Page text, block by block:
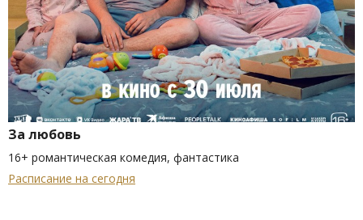
За любовь
16+ романтическая комедия, фантастика
Расписание на сегодня